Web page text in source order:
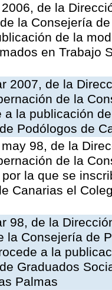
de la
la Consejería
de la
en Trabajo
2007, de la
de la
a la publicación
Podólogos de
98, de la
de la
la que se
Canarias el
98, de la
la Consejería de
a la
Graduados
Palmas